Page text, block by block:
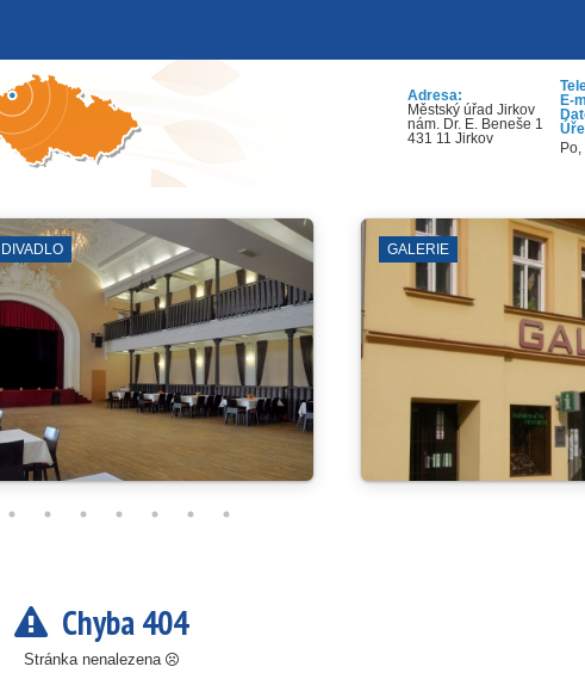
Adresa:
Městský úřad Jirkov
nám. Dr. E. Beneše 1
431 11 Jirkov
E-
ZÁKLADNÍ ŠKOLY
Chyba 404
Stránka nenalezena